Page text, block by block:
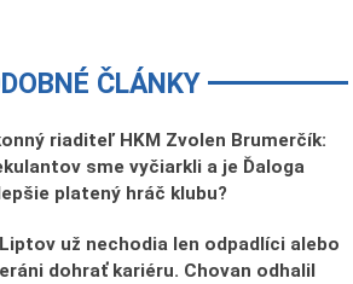
ČLÁNKY
riaditeľ HKM Zvolen Brumerčík:
sme vyčiarkli a je Ďaloga
platený hráč klubu?
už nechodia len odpadlíci alebo
dohrať kariéru. Chovan odhalil